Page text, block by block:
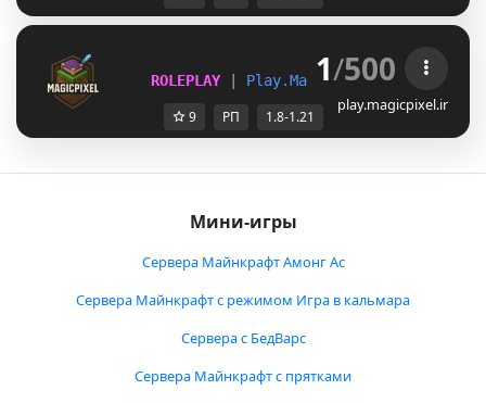
M agi cP ix
ROLEPLAY
Pl ay.Ma ic P ixel.Ir |
1/500
play.magicpixel.ir
9 РП 1.8-1.21
Мини-игры
Сервера Майнкрафт Амонг Ас
Сервера Майнкрафт с режимом Игра в кальмара
Сервера с БедВарс
Сервера Майнкрафт с прятками